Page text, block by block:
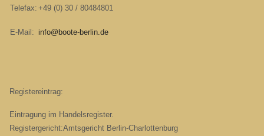
Telefax: +49 (0) 30 / 80484801
E-Mail: info@boote-berlin.de
Registereintrag:
Eintragung im Handelsregister.
Registergericht:Amtsgericht Berlin-Charlottenburg